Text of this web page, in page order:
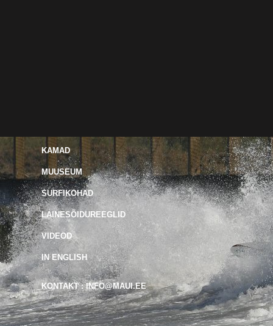
KAMAD
MUUSEUM
SURFIKOHAD
LAINESÕIDUREEGLID
VIDEOD
IN ENGLISH
KONTAKT : INFO@MAUI.EE